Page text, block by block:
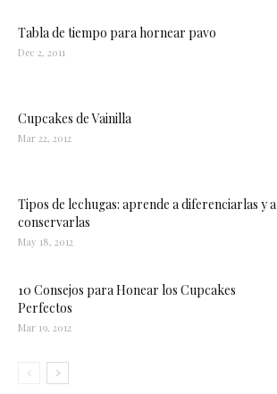
Tabla de tiempo para hornear pavo
Dec 2, 2011
Cupcakes de Vainilla
Mar 22, 2012
Tipos de lechugas: aprende a diferenciarlas y a
conservarlas
May 18, 2012
10 Consejos para Honear los Cupcakes
Perfectos
Mar 19, 2012